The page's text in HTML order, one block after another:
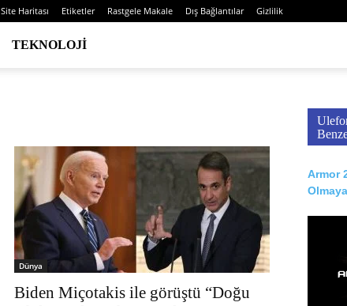
Site Haritası Etiketler Rastgele Makale Dış Bağlantılar Gizlilik
TEKNOLOJI
Dünya
Biden Miçotakis ile görüştü “Doğu
Armor